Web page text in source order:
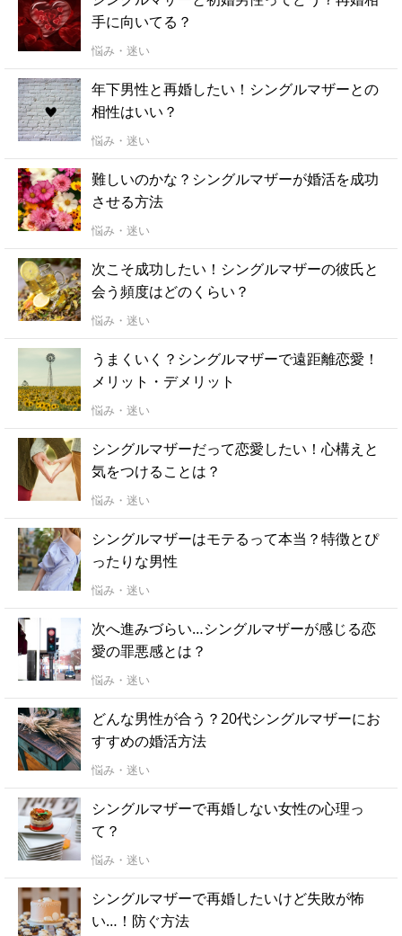
手に向いてる？
悩み・迷い
年下男性と再婚したい！シングルマザーとの
相性はいい？
悩み・迷い
難しいのかな？シングルマザーが婚活を成功
させる方法
悩み・迷い
次こそ成功したい！シングルマザーの彼氏と
会う頻度はどのくらい？
悩み・迷い
うまくいく？シングルマザーで遠距離恋愛！
メリット・デメリット
悩み・迷い
シングルマザーだって恋愛したい！心構えと
気をつけることは？
悩み・迷い
シングルマザーはモテるって本当？特徴とぴ
ったりな男性
悩み・迷い
次へ進みづらい…シングルマザーが感じる恋
愛の罪悪感とは？
悩み・迷い
どんな男性が合う？20代シングルマザーにお
すすめの婚活方法
悩み・迷い
シングルマザーで再婚しない女性の心理っ
て？
悩み・迷い
シングルマザーで再婚したいけど失敗が怖
い…！防ぐ方法